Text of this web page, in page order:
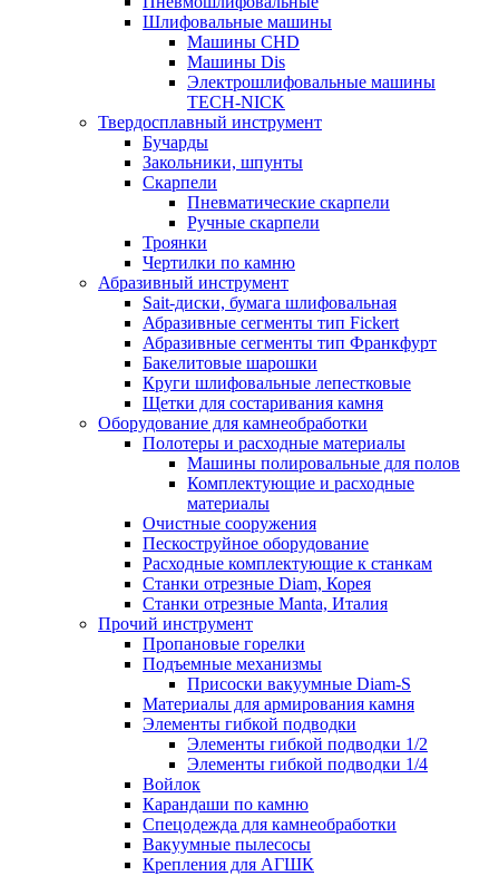
Шлифовальные машины
Машины CHD
Машины Dis
Электрошлифовальные машины
TECH-NICK
Твердосплавный инструмент
Бучарды
Закольники, шпунты
Скарпели
Пневматические скарпели
Ручные скарпели
Троянки
Чертилки по камню
Абразивный инструмент
Sait-диски, бумага шлифовальная
Абразивные сегменты тип Fickert
Абразивные сегменты тип Франкфурт
Бакелитовые шарошки
Круги шлифовальные лепестковые
Щетки для состаривания камня
Оборудование для камнеобработки
Полотеры и расходные материалы
Машины полировальные для полов
Комплектующие и расходные
материалы
Очистные сооружения
Пескоструйное оборудование
Расходные комплектующие к станкам
Станки отрезные Diam, Корея
Станки отрезные Manta, Италия
Прочий инструмент
Пропановые горелки
Подъeмные механизмы
Присоски вакуумные Diam-S
Материалы для армирования камня
Элементы гибкой подводки
Элементы гибкой подводки 1/2
Элементы гибкой подводки 1/4
Войлок
Карандаши по камню
Спецодежда для камнеобработки
Вакуумные пылесосы
Крепления для АГШК